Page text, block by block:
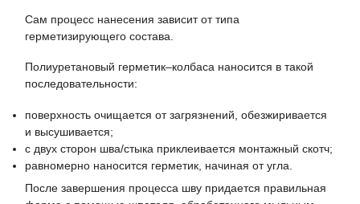
Сам процесс нанесения зависит от типа
герметизирующего состава.
Полиуретановый герметик–колбаса наносится в такой
последовательности:
поверхность очищается от загрязнений, обезжиривается
и высушивается;
с двух сторон шва/стыка приклеивается монтажный скотч;
равномерно наносится герметик, начиная от угла.
После завершения процесса шву придается правильная